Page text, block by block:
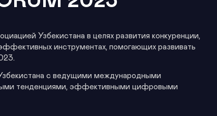
Узбекистана в целях развития конкуренции,
инструментах, помогающих развивать
с ведущими международными
тенденциями, эффективными цифровыми